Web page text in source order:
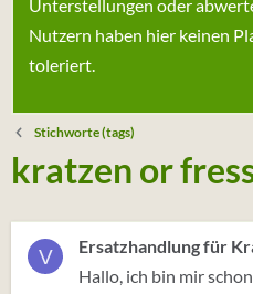
Unterstellungen oder
Nutzern haben hier keinen
toleriert.
Stichworte (tags)
kratzen or
V
Ersatzhandlung für
Hallo, ich bin mir